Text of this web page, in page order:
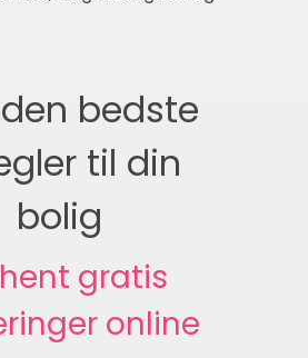
bedste
til din
bolig
gratis
online